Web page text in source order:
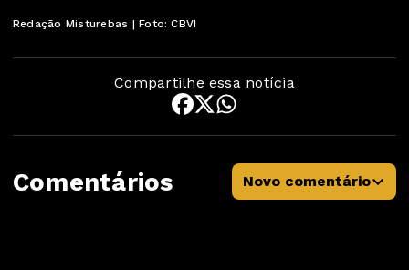
Redação Misturebas | Foto: CBVI
Compartilhe essa notícia
Comentários Novo comentário